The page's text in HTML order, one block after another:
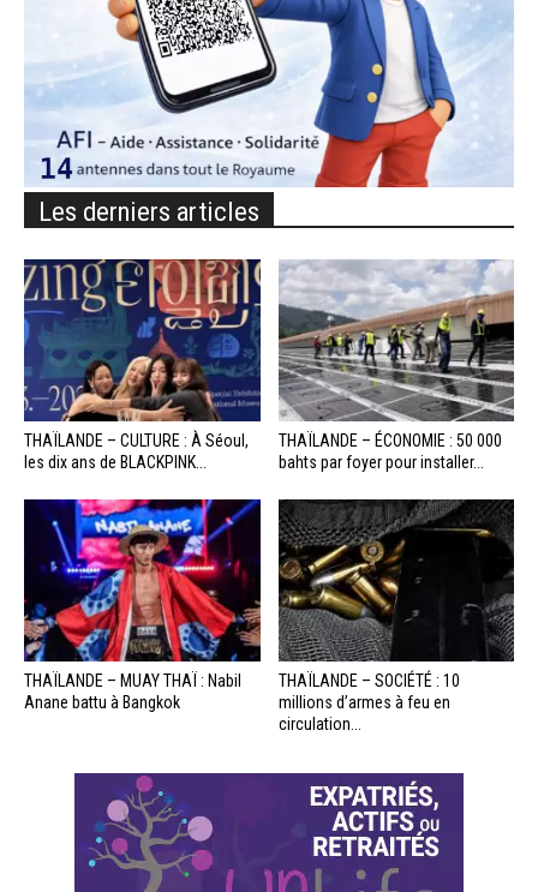
Les derniers articles
THAÏLANDE – CULTURE : À Séoul,
les dix ans de BLACKPINK...
THAÏLANDE – ÉCONOMIE : 50 000
bahts par foyer pour installer...
THAÏLANDE – MUAY THAÏ : Nabil
Anane battu à Bangkok
THAÏLANDE – SOCIÉTÉ : 10
millions d’armes à feu en
circulation...